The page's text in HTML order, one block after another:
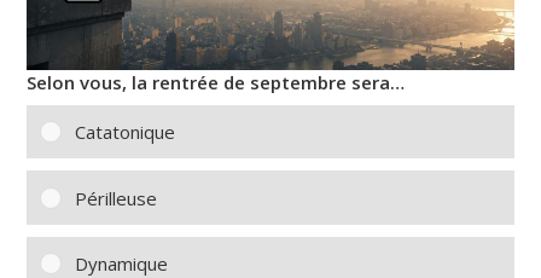
Selon vous, la rentrée de septembre sera…
Catatonique
Périlleuse
Dynamique